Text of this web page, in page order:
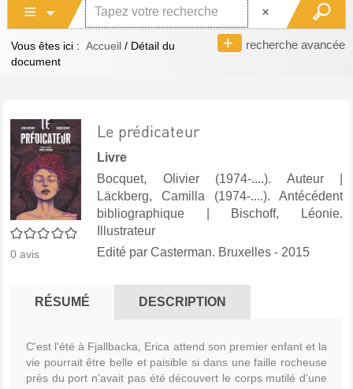
recherche avancée
Vous êtes ici : Accueil / Détail du
document
0/5
0 avis
Le prédicateur
Livre
Bocquet, Olivier (1974-....). Auteur|
Läckberg, Camilla (1974-....). Antécédent
bibliographique
Bischoff, Léonie.
Illustrateur
Edité par Casterman. Bruxelles - 2015
RÉSUMÉ DESCRIPTION
C'est l'été à Fjallbacka, Erica attend son premier enfant et la
vie pourrait être belle et paisible si dans une faille rocheuse
près du port n'avait pas été découvert le corps mutilé d'une